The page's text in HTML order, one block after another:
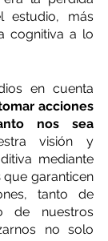
estudio, más
cognitiva a lo
acciones
nos sea
visión y
que garanticen
tanto de
no solo